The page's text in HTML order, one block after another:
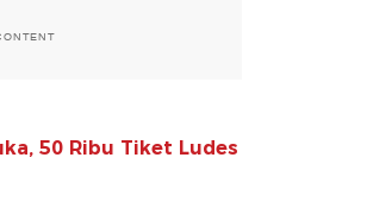
50 Ribu Tiket Ludes